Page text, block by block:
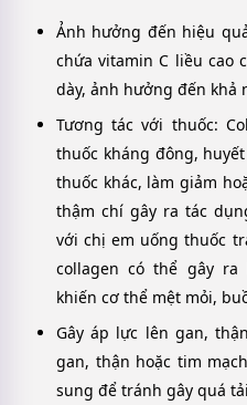
Ảnh hưởng đến hiệu
chứa vitamin C liều cao
dày, ảnh hưởng đến khả
Tương tác với thuốc:
thuốc kháng đông,
thuốc khác, làm giảm
thậm chí gây ra tác
với chị em uống thuốc
collagen có thể gây
khiến cơ thể mệt mỏi,
Gây áp lực lên gan, thận
gan, thận hoặc tim
sung để tránh gây quá